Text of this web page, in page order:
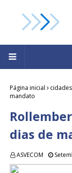
Página inicial cidades
mandato
dias de
ASVECOM